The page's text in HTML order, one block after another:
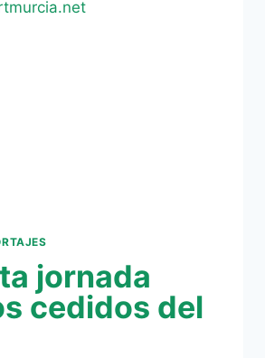
jornada
cedidos del